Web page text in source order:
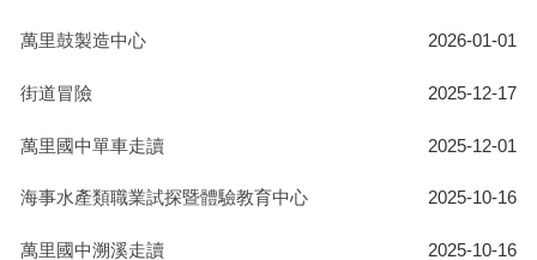
升學專區
獎助學金申請
課程計畫
防疫期間輔導專區
萬里鼓製造中心 2026-01-01
街道冒險 2025-12-17
萬里國中單車走讀 2025-12-01
海事水產類職業試探暨體驗教育中心 2025-10-16
萬里國中溯溪走讀 2025-10-16